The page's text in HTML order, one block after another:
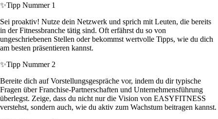
✨Tipp Nummer 1
Sei proaktiv! Nutze dein Netzwerk und sprich mit Leuten, die bereits
in der Fitnessbranche tätig sind. Oft erfährst du so von
ungeschriebenen Stellen oder bekommst wertvolle Tipps, wie du dich
am besten präsentieren kannst.
✨Tipp Nummer 2
Bereite dich auf Vorstellungsgespräche vor, indem du dir typische
Fragen über Franchise-Partnerschaften und Unternehmensführung
überlegst. Zeige, dass du nicht nur die Vision von EASYFITNESS
verstehst, sondern auch, wie du aktiv zum Wachstum beitragen kannst.